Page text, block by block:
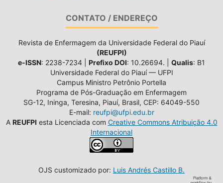
CONTATO / ENDEREÇO
Revista de Enfermagem da Universidade Federal do Piauí
(REUFPI)
e-ISSN: 2238-7234 | Prefixo DOI: 10.26694. | Qualis: B1
Universidade Federal do Piauí — UFPI
Campus Ministro Petrônio Portella
Programa de Pós-Graduação em Enfermagem
SG-12, Ininga, Teresina, Piauí, Brasil, CEP: 64049-550
E-mail: reufpi@ufpi.edu.br
A REUFPI esta Licenciada com Creative Commons Atribuição 4.0
Internacional
OJS customizado por: Luis Andrés Castillo B.